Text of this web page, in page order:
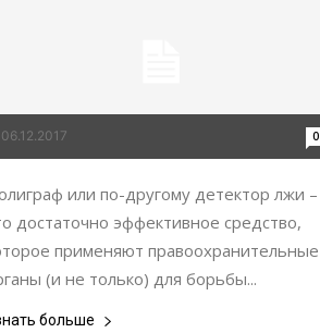
06.12.2017 0
или по-другому детектор лжи –
достаточно эффективное средство,
применяют правоохранительные
(и не только) для борьбы...
больше